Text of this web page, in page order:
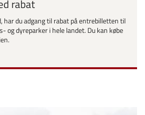
rabat
har du adgang til rabat på entrebilletten til
og dyreparker i hele landet. Du kan købe